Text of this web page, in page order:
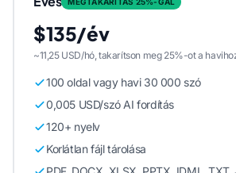
$135/év
~11,25 USD/hó, takarítson meg 25%-ot a
100 oldal vagy havi 30 000 szó
0,005 USD/szó AI fordítás
120+ nyelv
Korlátlan fájl tárolása